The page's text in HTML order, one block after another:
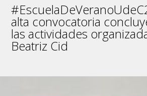
alta convocatoria
las actividades
Beatriz Cid